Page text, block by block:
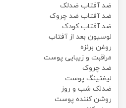
ضد آفتاب ضدلک
ضد آفتاب ضد چروک
ضد آفتاب کودک
لوسیون بعد از آفتاب
روغن برنزه
مراقبت و زیبایی پوست
ضد چروک
لیفتینگ پوست
ضدلک شب و روز
روشن کننده پوست